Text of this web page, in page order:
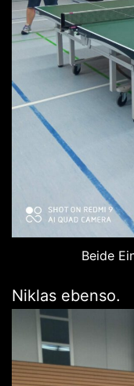
Beide
Niklas ebenso.